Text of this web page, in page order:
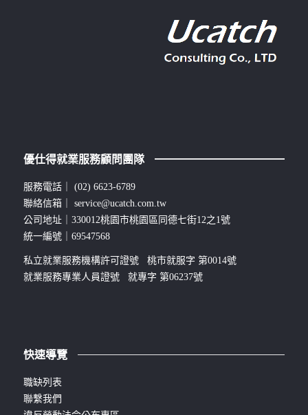
優仕得就業服務顧問團隊
服務電話｜ (02) 6623-6789
聯絡信箱｜ service@ucatch.com.tw
公司地址｜330012桃園市桃園區同德七街12之1號
統一編號｜69547568
私立就業服務機構許可證號 桃市就服字 第0014號
就業服務專業人員證號 就專字 第06237號
快速導覽
職缺列表
聯繫我們